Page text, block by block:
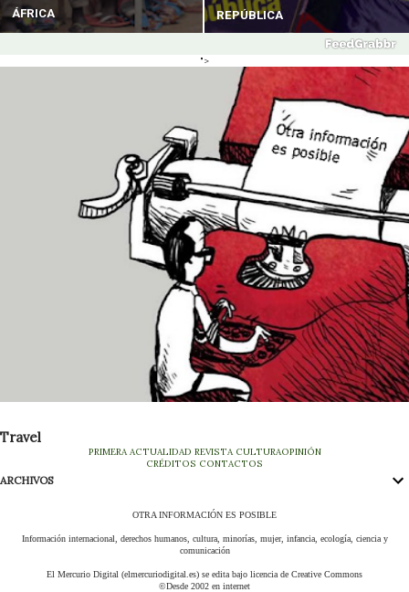
ÁFRICA REPÚBLICA
">
Travel
PRIMERA ACTUALIDAD REVISTA CULTURAOPINIÓN
CRÉDITOS CONTACTOS
ARCHIVOS
OTRA INFORMACIÓN ES POSIBLE
Información internacional, derechos humanos, cultura, minorías, mujer, infancia, ecología, ciencia y
comunicación
El Mercurio Digital (elmercuriodigital.es) se edita bajo licencia de Creative Commons
©Desde 2002 en internet